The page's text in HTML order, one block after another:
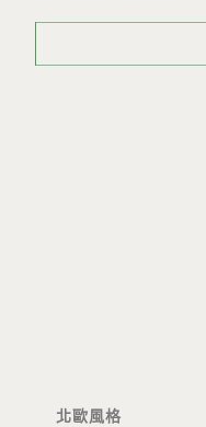
北歐風格